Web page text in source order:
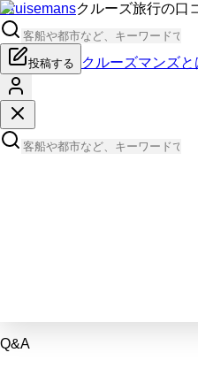
Cruisemansクルーズ旅行の口
投稿する クルーズマンズと
Q&A